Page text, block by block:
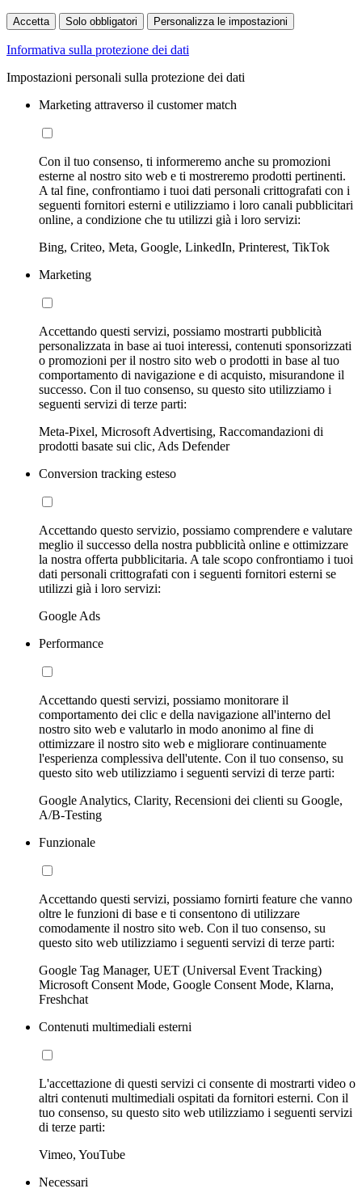
Accetta Solo obbligatori Personalizza le impostazioni
Informativa sulla protezione dei dati
Impostazioni personali sulla protezione dei dati
Marketing attraverso il customer match
Con il tuo consenso, ti informeremo anche su promozioni
esterne al nostro sito web e ti mostreremo prodotti pertinenti.
A tal fine, confrontiamo i tuoi dati personali crittografati con i
seguenti fornitori esterni e utilizziamo i loro canali pubblicitari
online, a condizione che tu utilizzi già i loro servizi:
Bing, Criteo, Meta, Google, LinkedIn, Printerest, TikTok
Marketing
Accettando questi servizi, possiamo mostrarti pubblicità
personalizzata in base ai tuoi interessi, contenuti sponsorizzati
o promozioni per il nostro sito web o prodotti in base al tuo
comportamento di navigazione e di acquisto, misurandone il
successo. Con il tuo consenso, su questo sito utilizziamo i
seguenti servizi di terze parti:
Meta-Pixel, Microsoft Advertising, Raccomandazioni di
prodotti basate sui clic, Ads Defender
Conversion tracking esteso
Accettando questo servizio, possiamo comprendere e valutare
meglio il successo della nostra pubblicità online e ottimizzare
la nostra offerta pubblicitaria. A tale scopo confrontiamo i tuoi
dati personali crittografati con i seguenti fornitori esterni se
utilizzi già i loro servizi:
Google Ads
Performance
Accettando questi servizi, possiamo monitorare il
comportamento dei clic e della navigazione all'interno del
nostro sito web e valutarlo in modo anonimo al fine di
ottimizzare il nostro sito web e migliorare continuamente
l'esperienza complessiva dell'utente. Con il tuo consenso, su
questo sito web utilizziamo i seguenti servizi di terze parti:
Google Analytics, Clarity, Recensioni dei clienti su Google,
A/B-Testing
Funzionale
Accettando questi servizi, possiamo fornirti feature che vanno
oltre le funzioni di base e ti consentono di utilizzare
comodamente il nostro sito web. Con il tuo consenso, su
questo sito web utilizziamo i seguenti servizi di terze parti:
Google Tag Manager, UET (Universal Event Tracking)
Microsoft Consent Mode, Google Consent Mode, Klarna,
Freshchat
Contenuti multimediali esterni
L'accettazione di questi servizi ci consente di mostrarti video o
altri contenuti multimediali ospitati da fornitori esterni. Con il
tuo consenso, su questo sito web utilizziamo i seguenti servizi
di terze parti:
Vimeo, YouTube
Necessari